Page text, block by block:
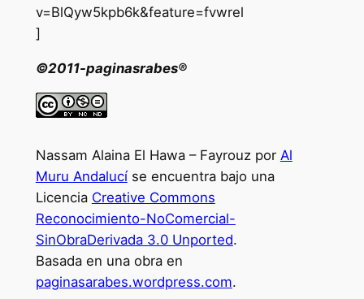
v=BlQyw5kpb6k&feature=fvwrel
]
©2011-paginasrabes®
Nassam Alaina El Hawa – Fayrouz por Al
Muru Andalucíse encuentra bajo una
Licencia Creative Commons
Reconocimiento-NoComercial-
SinObraDerivada 3.0 Unported.
Basada en una obra en
paginasarabes.wordpress.com.